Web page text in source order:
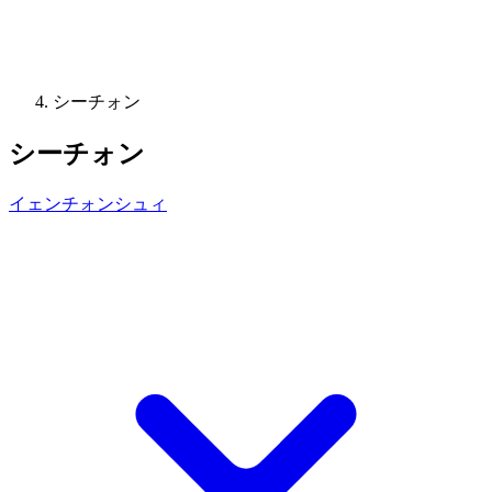
シーチォン
シーチォン
イェンチォンシュィ